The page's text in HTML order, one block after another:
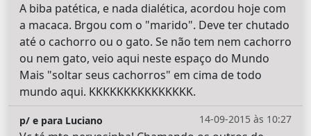
A biba patética, e nada dialética, acordou hoje com
a macaca. Brgou com o "marido". Deve ter chutado
até o cachorro ou o gato. Se não tem nem cachorro
ou nem gato, veio aqui neste espaço do Mundo
Mais "soltar seus cachorros" em cima de todo
mundo aqui. KKKKKKKKKKKKKKK.
14-09-2015 às 10:27
p/ e para Luciano